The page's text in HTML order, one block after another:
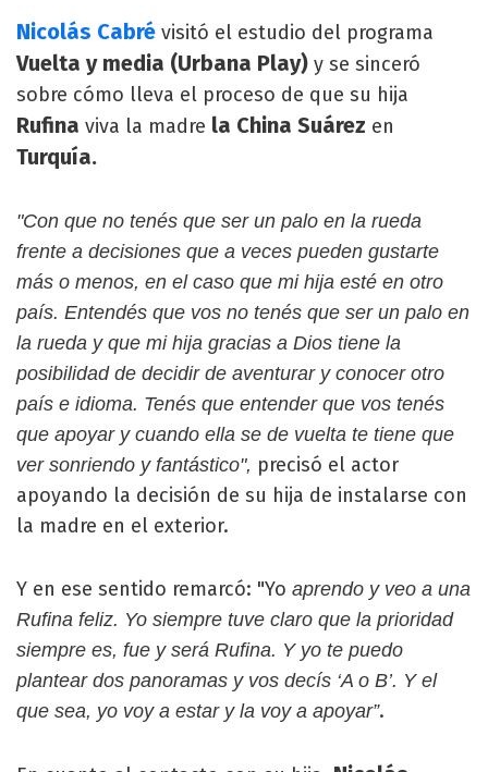
Nicolás Cabré visitó el estudio del programa
Vuelta y media (Urbana Play) y se sinceró
sobre cómo lleva el proceso de que su hija
Rufina viva la madre la China Suárez en
Turquía.
"Con que no tenés que ser un palo en la rueda
frente a decisiones que a veces pueden gustarte
más o menos, en el caso que mi hija esté en otro
país. Entendés que vos no tenés que ser un palo en
la rueda y que mi hija gracias a Dios tiene la
posibilidad de decidir de aventurar y conocer otro
país e idioma. Tenés que entender que vos tenés
que apoyar y cuando ella se de vuelta te tiene que
ver sonriendo y fantástico", precisó el actor
apoyando la decisión de su hija de instalarse con
la madre en el exterior.
Y en ese sentido remarcó: "Yo aprendo y veo a una
Rufina feliz. Yo siempre tuve claro que la prioridad
siempre es, fue y será Rufina. Y yo te puedo
plantear dos panoramas y vos decís ‘A o B’. Y el
que sea, yo voy a estar y la voy a apoyar”.